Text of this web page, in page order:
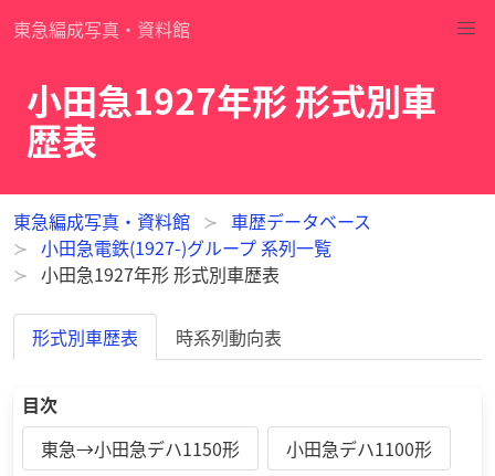
東急編成写真・資料館
小田急1927年形 形式別車
歴表
東急編成写真・資料館
車歴データベース
小田急電鉄(1927-)グループ 系列一覧
小田急1927年形 形式別車歴表
形式別車歴表 時系列動向表
目次
東急→小田急デハ1150形
小田急デハ1100形